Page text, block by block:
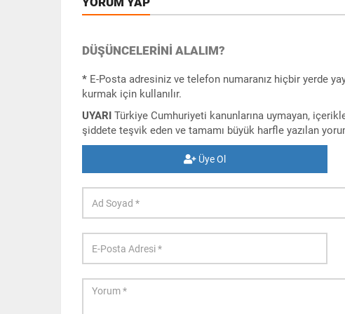
DÜŞÜNCELERINI ALALIM?
* E-Posta adresiniz ve telefon numaranız hiçbir yerde
kurmak için kullanılır.
UYARI Türkiye Cumhuriyeti kanunlarına uymayan,
şiddete teşvik eden ve tamamı büyük harfle yazılan
Üye Ol